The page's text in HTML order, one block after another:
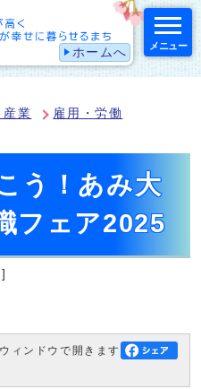
ホームへ メニュー
産業 雇用・労働
う！あみ大
フェア2025
ィンドウで開きます